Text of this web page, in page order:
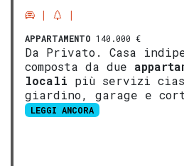
APPARTAMENTO 140.000 €
Da Privato. Casa
composta da due
locali più servizi
giardino, garage e
LEGGI ANCORA